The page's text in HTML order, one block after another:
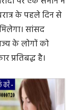
बनाने की दिशा में
साबुन, बिस्कुट से
पर एक समान में
के पहले दिन से
सांसद
के लोगों को
प्रतिबद्ध है।